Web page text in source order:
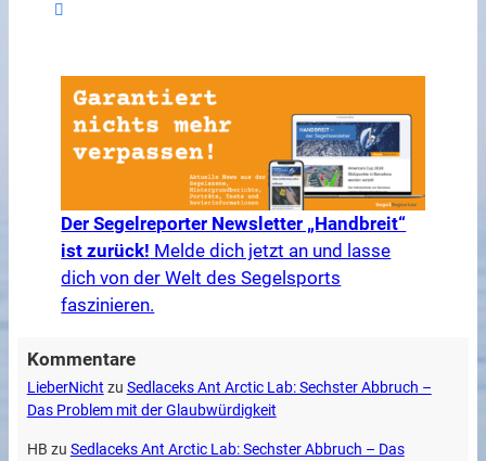
Der Segelreporter Newsletter „Handbreit“
ist zurück! Melde dich jetzt an und lasse
dich von der Welt des Segelsports
faszinieren.
Kommentare
LieberNicht zu Sedlaceks Ant Arctic Lab: Sechster Abbruch –
Das Problem mit der Glaubwürdigkeit
HB zu Sedlaceks Ant Arctic Lab: Sechster Abbruch – Das